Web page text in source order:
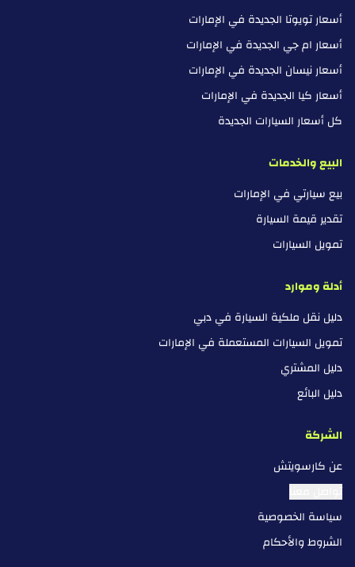
أسعار تويوتا الجديدة في الإمارات
أسعار ام جي الجديدة في الإمارات
أسعار نيسان الجديدة في الإمارات
أسعار كيا الجديدة في الإمارات
كل أسعار السيارات الجديدة
البيع والخدمات
بيع سيارتي في الإمارات
تقدير قيمة السيارة
تمويل السيارات
أدلة وموارد
دليل نقل ملكية السيارة في دبي
تمويل السيارات المستعملة في الإمارات
دليل المشتري
دليل البائع
الشركة
عن كارسويتش
تواصل معنا
سياسة الخصوصية
الشروط والأحكام